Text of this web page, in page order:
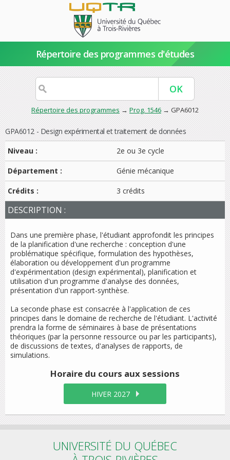
Répertoire des programmes d'études
Répertoire des programmes → Prog. 1546 → GPA6012
GPA6012 - Design expérimental et traitement de données
Niveau :
2e ou 3e cycle
Département : Génie mécanique
Crédits : 3 crédits
DESCRIPTION :
Dans une première phase, l'étudiant approfondit les principes
de la planification d'une recherche : conception d'une
problématique spécifique, formulation des hypothèses,
élaboration ou développement d'un programme
d'expérimentation (design expérimental), planification et
utilisation d'un programme d'analyse des données,
présentation d'un rapport-synthèse.
La seconde phase est consacrée à l'application de ces
principes dans le domaine de recherche de l'étudiant. L'activité
prendra la forme de séminaires à base de présentations
théoriques (par la personne ressource ou par les participants),
de discussions de textes, d'analyses de rapports, de
simulations.
Horaire du cours aux sessions
HIVER 2027
UNIVERSITÉ DU QUÉBEC